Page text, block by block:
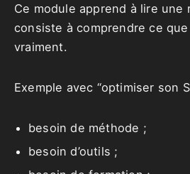
Ce module apprend à lire une
consiste à comprendre ce
vraiment.
Exemple avec “optimiser son
besoin de méthode ;
besoin d’outils ;